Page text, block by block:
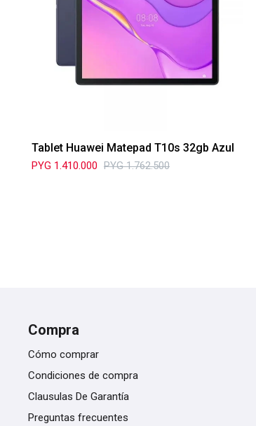
Tablet Huawei Matepad T10s 32gb Azul
PYG 1.410.000 PYG 1.762.500
Compra
Cómo comprar
Condiciones de compra
Clausulas De Garantía
Preguntas frecuentes